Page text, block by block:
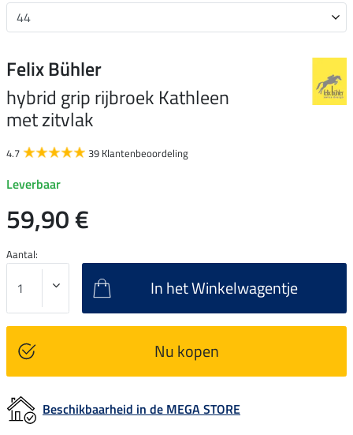
Felix Bühler
hybrid grip rijbroek Kathleen
met zitvlak
4.7 39 Klantenbeoordeling
Leverbaar
59,90 €
Aantal:
In het Winkelwagentje
Nu kopen
Beschikbaarheid in de MEGA STORE